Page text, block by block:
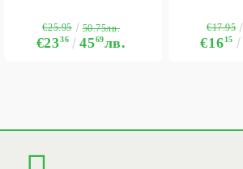
€2336 4569лв.
€25.95 50.75лв.
€1615
€17.95